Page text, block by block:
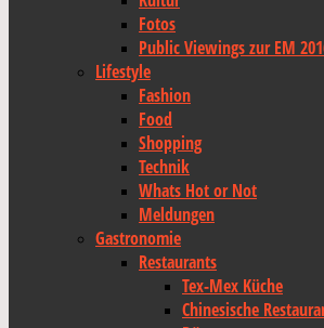
Fotos
Public Viewings zur EM
Lifestyle
Fashion
Food
Shopping
Technik
Whats Hot or Not
Meldungen
Gastronomie
Restaurants
Tex-Mex Küche
Chinesische